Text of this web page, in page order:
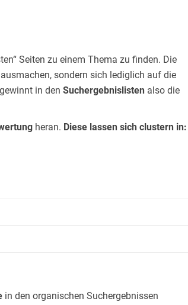
Seiten zu einem Thema zu finden. Die
sondern sich lediglich auf die
in den Suchergebnislisten also die
heran. Diese lassen sich clustern in:
in den organischen Suchergebnissen